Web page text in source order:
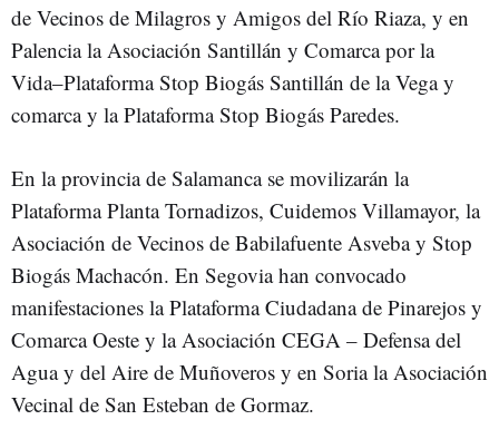
de Vecinos de Milagros y Amigos del Río Riaza, y en
Palencia la Asociación Santillán y Comarca por la
Vida–Plataforma Stop Biogás Santillán de la Vega y
comarca y la Plataforma Stop Biogás Paredes.
En la provincia de Salamanca se movilizarán la
Plataforma Planta Tornadizos, Cuidemos Villamayor, la
Asociación de Vecinos de Babilafuente Asveba y Stop
Biogás Machacón. En Segovia han convocado
manifestaciones la Plataforma Ciudadana de Pinarejos y
Comarca Oeste y la Asociación CEGA – Defensa del
Agua y del Aire de Muñoveros y en Soria la Asociación
Vecinal de San Esteban de Gormaz.